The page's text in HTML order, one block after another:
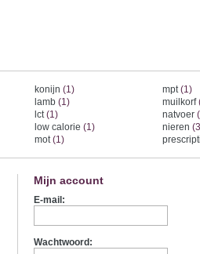
konijn (1)
lamb (1)
lct(1)
low calorie (1)
mot(1)
mpt(1)
muilkorf
natvoer
nieren
Mijn account
E-mail:
Wachtwoord: